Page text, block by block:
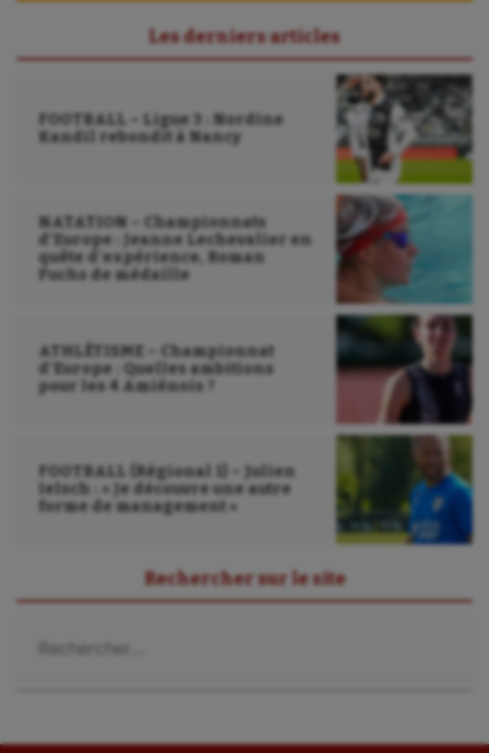
Voile
Wakeboard
Les derniers articles
FOOTBALL – Ligue 3 : Nordine
Kandil rebondit à Nancy
NATATION – Championnats
d’Europe : Jeanne Lechevalier en
quête d’expérience, Roman
Fuchs de médaille
ATHLÉTISME – Championnat
d’Europe : Quelles ambitions
pour les 4 Amiénois ?
FOOTBALL (Régional 1) – Julien
Ielsch : « Je découvre une autre
forme de management »
Rechercher sur le site